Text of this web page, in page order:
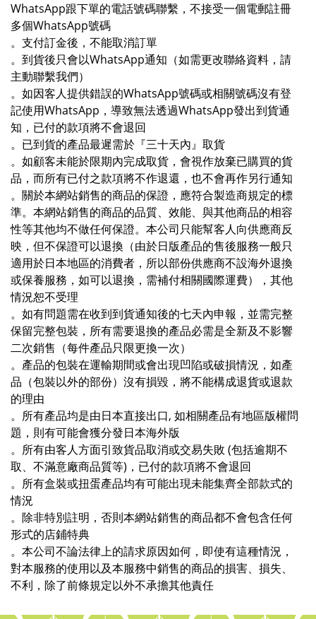
WhatsApp跟下單的電話號碼聯繫，不接受一個電郵註冊
多個WhatsApp號碼
。支付訂金後，不能取消訂單
。到貨後只會以WhatsApp通知（如需更改聯絡資料，請
主動聯繫我們）
。如因客人提供錯誤的WhatsApp號碼或相關號碼沒有登
記使用WhatsApp，導致無法透過WhatsApp發出到貨通
知，已付的款項將不會退回
。已到貨的產品最遲需於『三十天內』取貨
。如顧客未能於限期內完成取貨，會視作放棄已購買的貨
品，而所有已付之款項將不作退還，也不會再作另行通知
。關於本網站銷售的商品的保證，應符合製造商規定的標
準。本網站銷售的商品的品質、效能、與其他商品的相容
性等其他均不做任何保證。本公司只能幫客人向供應商反
映，但不保證可以退換（由於日版產品的售後服務一般只
適用於日本地區的消費者 ，所以部份供應商不設海外退換
或保養服務，如可以退換，需補付相關國際運費），其他
情況恕不受理
。如有問題需在收到到貨通知後的七天內申報，並需完整
保留完整包裝，所有需要退換的產品必需是全新及不影響
二次銷售（每件產品只限更換一次）
。產品的包裝在運輸期間或會出現凹陷或破損情況，如產
品（包裝以外的部份）沒有損毀，將不能構成退貨或退款
的理由
。所有產品均是由日本直接出口, 如相關產品有地區版權問
題，則有可能會獲分發日本海外版
。所有由客人方面引致貨品取消或交易失敗 (包括逾期不
取、不滿意廠商品質等)，已付的款項將不會退回
。所有盒裝或扭蛋產品均有可能出現未能集齊全部款式的
情況
。除非特別註明，否則本網站銷售的商品都不會包含任何
形式的店鋪特典
。本公司不論法律上的請求原因如何，即使有這種情況，
對本服務的使用以及本服務中銷售的商品的損害、損失、
不利，除了前條規定以外不承擔其他責任